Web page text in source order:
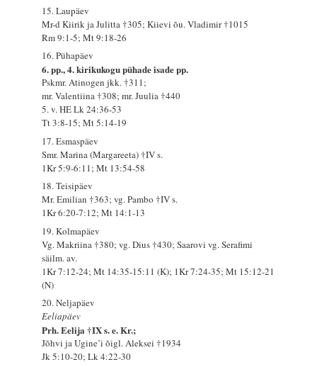
15. Laupäev
Mr-d Kiirik ja Julitta †305; Kiievi õu. Vladimir †1015
Rm 9:1-5; Mt 9:18-26
16. Pühapäev
6. pp., 4. kirikukogu pühade isade pp.
Pskmr. Atinogen jkk. †311;
mr. Valentiina †308; mr. Juulia †440
5. v. HE Lk 24:36-53
Tt 3:8-15; Mt 5:14-19
17. Esmaspäev
Smr. Marina (Margareeta) †IV s.
1Kr 5:9-6:11; Mt 13:54-58
18. Teisipäev
Mr. Emilian †363; vg. Pambo †IV s.
1Kr 6:20-7:12; Mt 14:1-13
19. Kolmapäev
Vg. Makriina †380; vg. Dius †430; Saarovi vg. Serafimi
säilm. av.
1Kr 7:12-24; Mt 14:35-15:11 (K); 1Kr 7:24-35; Mt 15:12-21
(N)
20. Neljapäev
Eeliapäev
Prh. Eelija †IX s. e. Kr.;
Jõhvi ja Ugine’i õigl. Aleksei †1934
Jk 5:10-20; Lk 4:22-30